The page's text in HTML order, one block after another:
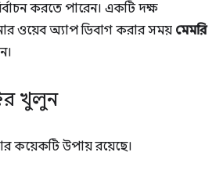
করতে পারেন। একটি দক্ষ
ওয়েব অ্যাপ ডিবাগ করার সময় মেমরি
খুলুন
কয়েকটি উপায় রয়েছে।